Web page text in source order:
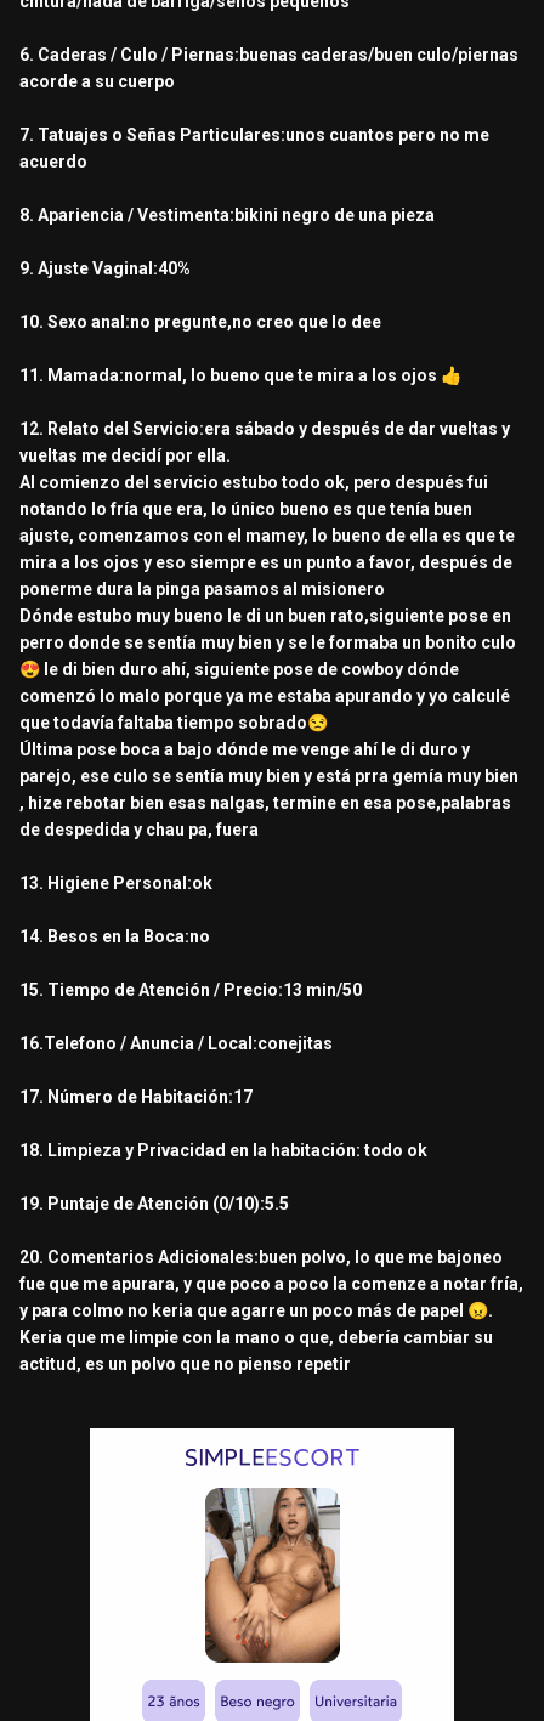
6. Caderas / Culo / Piernas:buenas caderas/buen culo/piernas
acorde a su cuerpo
7. Tatuajes o Señas Particulares:unos cuantos pero no me
acuerdo
8. Apariencia / Vestimenta:bikini negro de una pieza
9. Ajuste Vaginal:40%
10. Sexo anal:no pregunte,no creo que lo dee
11. Mamada:normal, lo bueno que te mira a los ojos 👍
12. Relato del Servicio:era sábado y después de dar vueltas y
vueltas me decidí por ella.
Al comienzo del servicio estubo todo ok, pero después fui
notando lo fría que era, lo único bueno es que tenía buen
ajuste, comenzamos con el mamey, lo bueno de ella es que te
mira a los ojos y eso siempre es un punto a favor, después de
ponerme dura la pinga pasamos al misionero
Dónde estubo muy bueno le di un buen rato,siguiente pose en
perro donde se sentía muy bien y se le formaba un bonito culo
😍 le di bien duro ahí, siguiente pose de cowboy dónde
comenzó lo malo porque ya me estaba apurando y yo calculé
que todavía faltaba tiempo sobrado😒
Última pose boca a bajo dónde me venge ahí le di duro y
parejo, ese culo se sentía muy bien y está prra gemía muy bien
, hize rebotar bien esas nalgas, termine en esa pose,palabras
de despedida y chau pa, fuera
13. Higiene Personal:ok
14. Besos en la Boca:no
15. Tiempo de Atención / Precio:13 min/50
16.Telefono / Anuncia / Local:conejitas
17. Número de Habitación:17
18. Limpieza y Privacidad en la habitación: todo ok
19. Puntaje de Atención (0/10):5.5
20. Comentarios Adicionales:buen polvo, lo que me bajoneo
fue que me apurara, y que poco a poco la comenze a notar fría,
y para colmo no keria que agarre un poco más de papel 😠.
Keria que me limpie con la mano o que, debería cambiar su
actitud, es un polvo que no pienso repetir